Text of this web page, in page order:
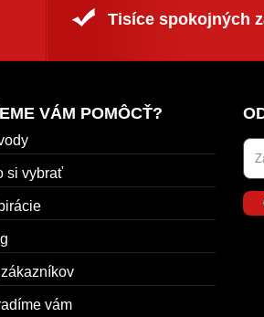
Tisíce spokojných
VÁM POMÔCŤ?
si vybrať
vám